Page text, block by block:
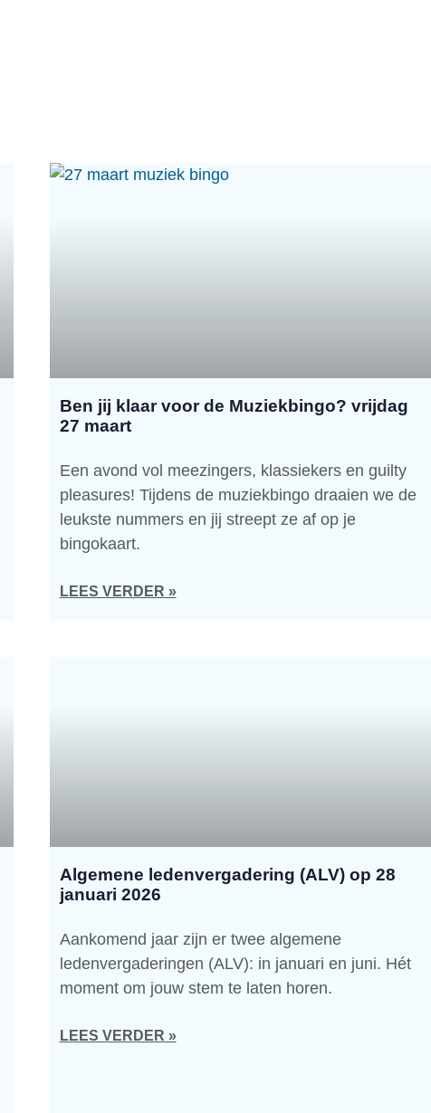
Ben jij klaar voor de Muziekbingo? vrijdag
27 maart
Een avond vol meezingers, klassiekers en guilty
pleasures! Tijdens de muziekbingo draaien we de
leukste nummers en jij streept ze af op je
bingokaart.
LEES VERDER »
Algemene ledenvergadering (ALV) op 28
januari 2026
Aankomend jaar zijn er twee algemene
ledenvergaderingen (ALV): in januari en juni. Hét
moment om jouw stem te laten horen.
LEES VERDER »